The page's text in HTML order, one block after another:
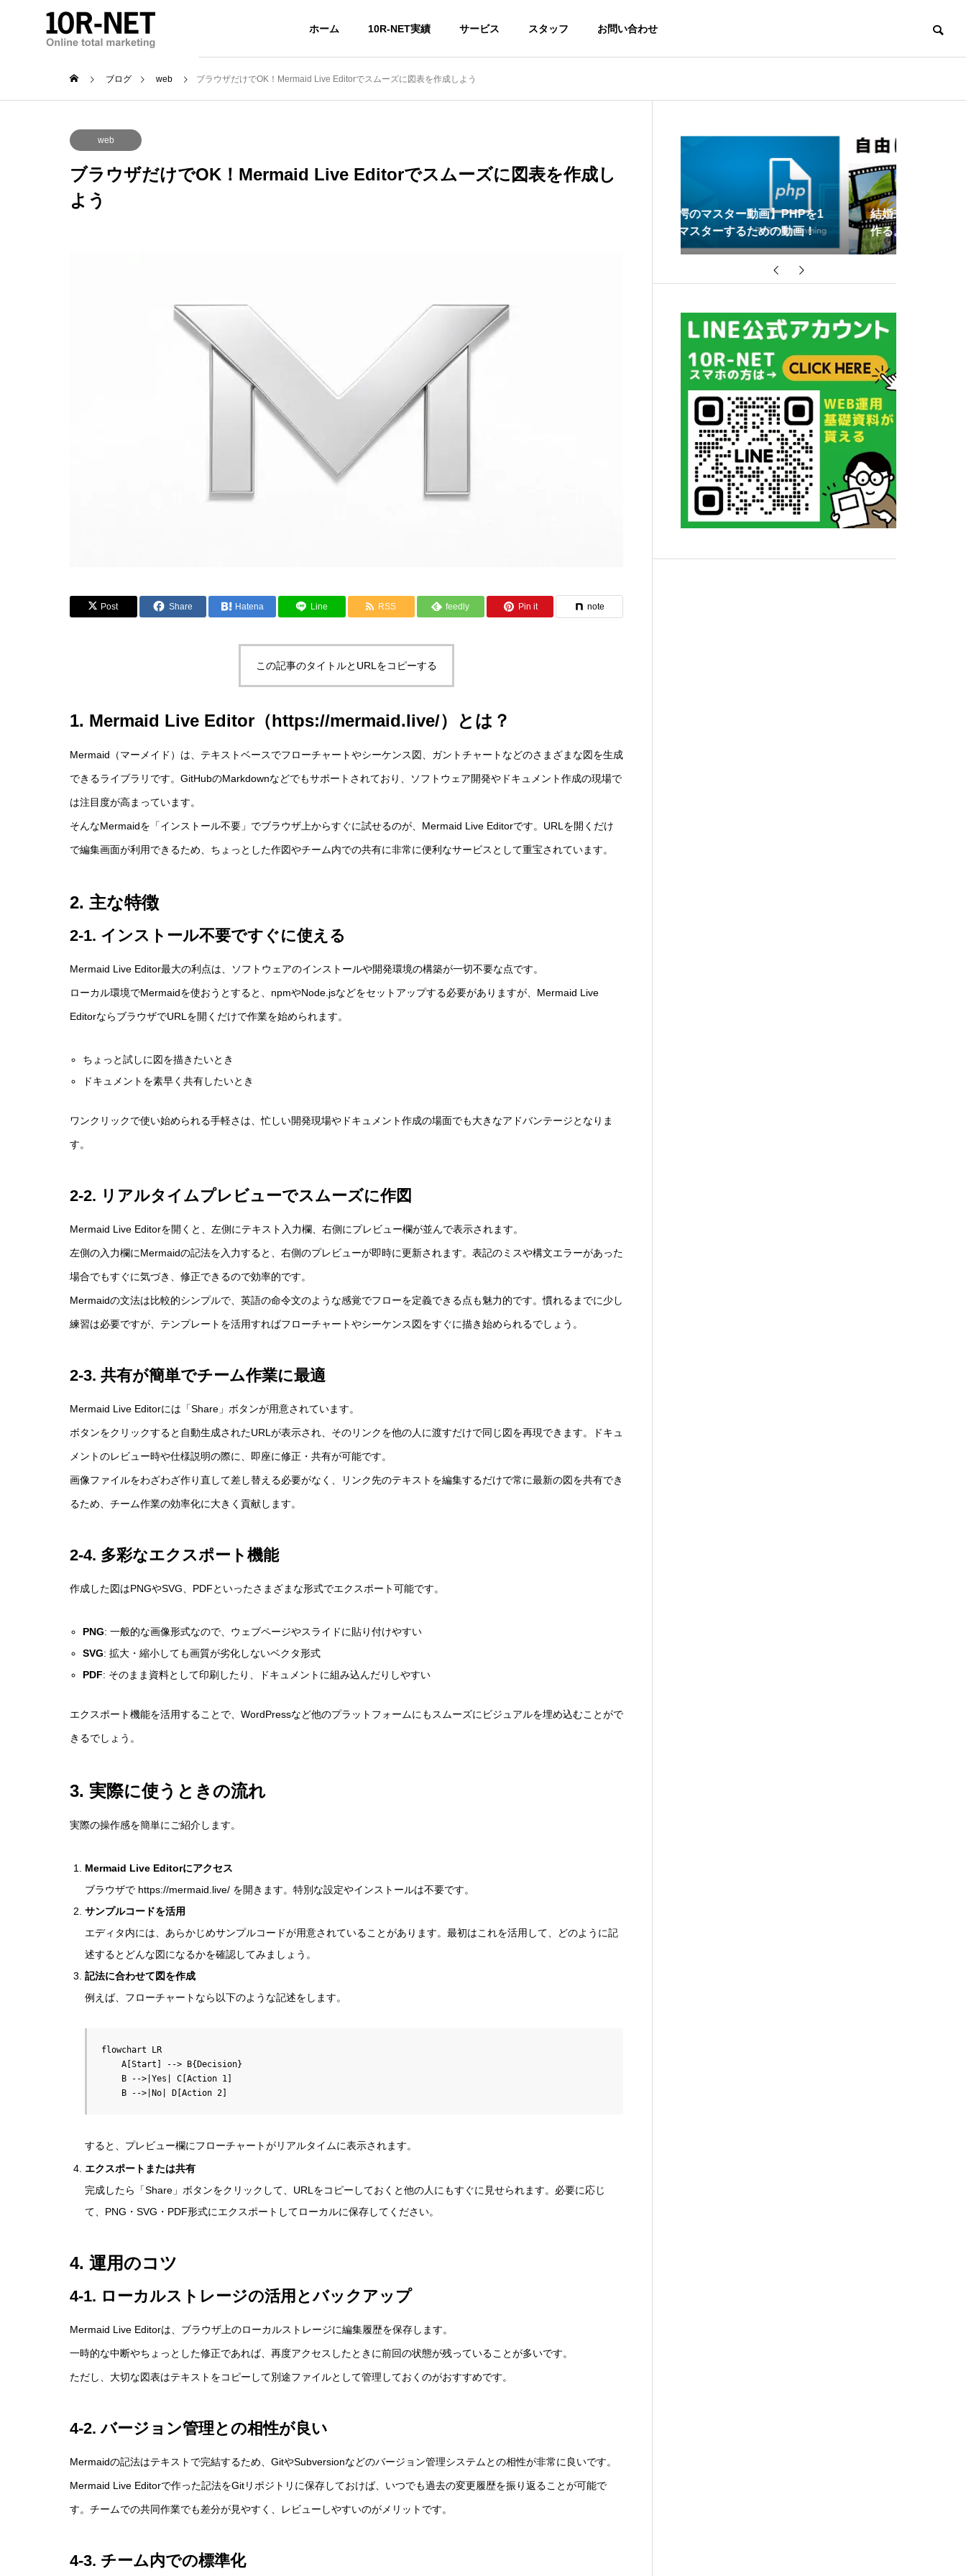
ホーム 10R-NET実績 サービス スタッフ お問い合わせ
ホームページ制作 マーケティング
ブログ web ブラウザだけでOK！Mermaid Live Editorでスムーズに図表を作成しよう
web
ブラウザだけでOK！Mermaid Live Editorでスムーズに図表を作成し
よう
Post Share Hatena Line RSS feedly Pin it note
この記事のタイトルとURLをコピーする
1. Mermaid Live Editor（https://mermaid.live/）とは？
Mermaid（マーメイド）は、テキストベースでフローチャートやシーケンス図、ガントチャートなどのさまざまな図を生成
できるライブラリです。GitHubのMarkdownなどでもサポートされており、ソフトウェア開発やドキュメント作成の現場で
は注目度が高まっています。
そんなMermaidを「インストール不要」でブラウザ上からすぐに試せるのが、Mermaid Live Editorです。URLを開くだけ
で編集画面が利用できるため、ちょっとした作図やチーム内での共有に非常に便利なサービスとして重宝されています。
2. 主な特徴
2-1. インストール不要ですぐに使える
Mermaid Live Editor最大の利点は、ソフトウェアのインストールや開発環境の構築が一切不要な点です。
ローカル環境でMermaidを使おうとすると、npmやNode.jsなどをセットアップする必要がありますが、Mermaid Live
EditorならブラウザでURLを開くだけで作業を始められます。
ちょっと試しに図を描きたいとき
ドキュメントを素早く共有したいとき
ワンクリックで使い始められる手軽さは、忙しい開発現場やドキュメント作成の場面でも大きなアドバンテージとなりま
す。
2-2. リアルタイムプレビューでスムーズに作図
Mermaid Live Editorを開くと、左側にテキスト入力欄、右側にプレビュー欄が並んで表示されます。
左側の入力欄にMermaidの記法を入力すると、右側のプレビューが即時に更新されます。表記のミスや構文エラーがあった
場合でもすぐに気づき、修正できるので効率的です。
Mermaidの文法は比較的シンプルで、英語の命令文のような感覚でフローを定義できる点も魅力的です。慣れるまでに少し
練習は必要ですが、テンプレートを活用すればフローチャートやシーケンス図をすぐに描き始められるでしょう。
2-3. 共有が簡単でチーム作業に最適
Mermaid Live Editorには「Share」ボタンが用意されています。
ボタンをクリックすると自動生成されたURLが表示され、そのリンクを他の人に渡すだけで同じ図を再現できます。ドキュ
メントのレビュー時や仕様説明の際に、即座に修正・共有が可能です。
画像ファイルをわざわざ作り直して差し替える必要がなく、リンク先のテキストを編集するだけで常に最新の図を共有でき
るため、チーム作業の効率化に大きく貢献します。
2-4. 多彩なエクスポート機能
作成した図はPNGやSVG、PDFといったさまざまな形式でエクスポート可能です。
PNG: 一般的な画像形式なので、ウェブページやスライドに貼り付けやすい
SVG: 拡大・縮小しても画質が劣化しないベクタ形式
PDF: そのまま資料として印刷したり、ドキュメントに組み込んだりしやすい
エクスポート機能を活用することで、WordPressなど他のプラットフォームにもスムーズにビジュアルを埋め込むことがで
きるでしょう。
3. 実際に使うときの流れ
実際の操作感を簡単にご紹介します。
Mermaid Live Editorにアクセス
ブラウザで https://mermaid.live/ を開きます。特別な設定やインストールは不要です。
サンプルコードを活用
エディタ内には、あらかじめサンプルコードが用意されていることがあります。最初はこれを活用して、どのように記
述するとどんな図になるかを確認してみましょう。
記法に合わせて図を作成
例えば、フローチャートなら以下のような記述をします。
flowchart LR
    A[Start] --> B{Decision}
    B -->|Yes| C[Action 1]
すると、プレビュー欄にフローチャートがリアルタイムに表示されます。
エクスポートまたは共有
完成したら「Share」ボタンをクリックして、URLをコピーしておくと他の人にもすぐに見せられます。必要に応じ
て、PNG・SVG・PDF形式にエクスポートしてローカルに保存してください。
4. 運用のコツ
4-1. ローカルストレージの活用とバックアップ
Mermaid Live Editorは、ブラウザ上のローカルストレージに編集履歴を保存します。
一時的な中断やちょっとした修正であれば、再度アクセスしたときに前回の状態が残っていることが多いです。
ただし、大切な図表はテキストをコピーして別途ファイルとして管理しておくのがおすすめです。
4-2. バージョン管理との相性が良い
Mermaidの記法はテキストで完結するため、GitやSubversionなどのバージョン管理システムとの相性が非常に良いです。
Mermaid Live Editorで作った記法をGitリポジトリに保存しておけば、いつでも過去の変更履歴を振り返ることが可能で
す。チームでの共同作業でも差分が見やすく、レビューしやすいのがメリットです。
4-3. チーム内での標準化
結婚式余興スケッチブックリレー
作る。その④編集